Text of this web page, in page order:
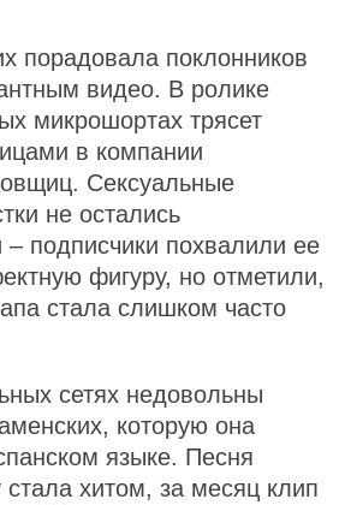
порадовала поклонников
видео. В ролике
микрошортах трясет
в компании
Сексуальные
не остались
подписчики похвалили ее
фигуру, но отметили,
стала слишком часто
сетях недовольны
которую она
языке. Песня
стала хитом, за месяц клип